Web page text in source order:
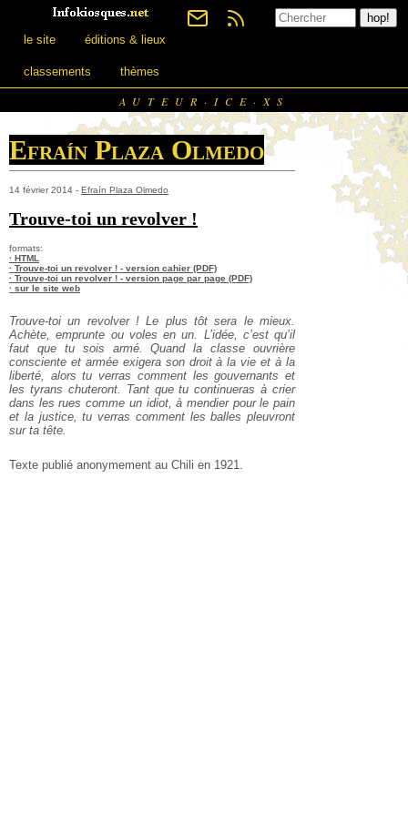
le site éditions & lieux
classements thèmes
AUTEUR·ICE·XS
Efraín Plaza Olmedo
14 février 2014 - Efraín Plaza Olmedo
Trouve-toi un revolver !
formats:
· HTML
· Trouve-toi un revolver ! - version cahier (PDF)
· Trouve-toi un revolver ! - version page par page (PDF)
· sur le site web
Trouve-toi un revolver ! Le plus tôt sera le mieux.
Achète, emprunte ou voles en un. L’idée, c’est qu’il
faut que tu sois armé. Quand la classe ouvrière
consciente et armée exigera son droit à la vie et à la
liberté, alors tu verras comment les gouvernants et
les tyrans chuteront. Tant que tu continueras à crier
dans les rues comme un idiot, à mendier pour le pain
et la justice, tu verras comment les balles pleuvront
sur ta tête.
Texte publié anonymement au Chili en 1921.